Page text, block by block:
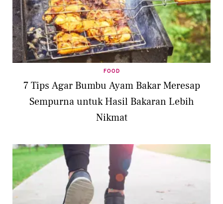
FOOD
7 Tips Agar Bumbu Ayam Bakar Meresap
Sempurna untuk Hasil Bakaran Lebih
Nikmat